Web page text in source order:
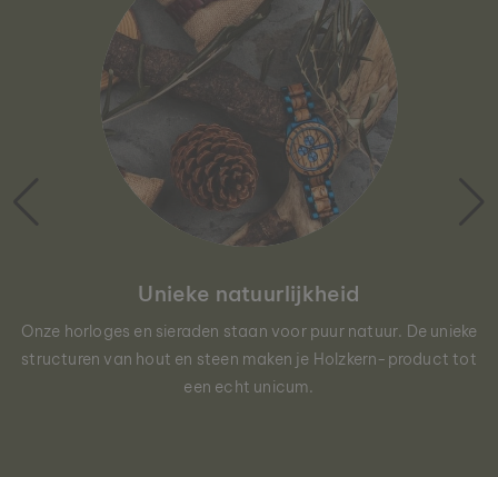
Unieke natuurlijkheid
Onze horloges en sieraden staan voor puur natuur. De unieke
structuren van hout en steen maken je Holzkern-product tot
een echt unicum.